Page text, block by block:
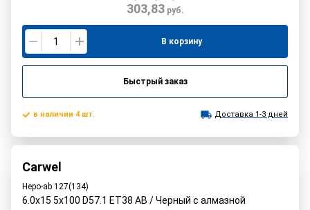
303,83руб.
В корзину
Быстрый заказ
в наличии 4 шт. Доставка 1-3 дней
Carwel
Неро-ab 127(134)
6.0x15 5x100 D57.1 ET38 AB / Черный с алмазной